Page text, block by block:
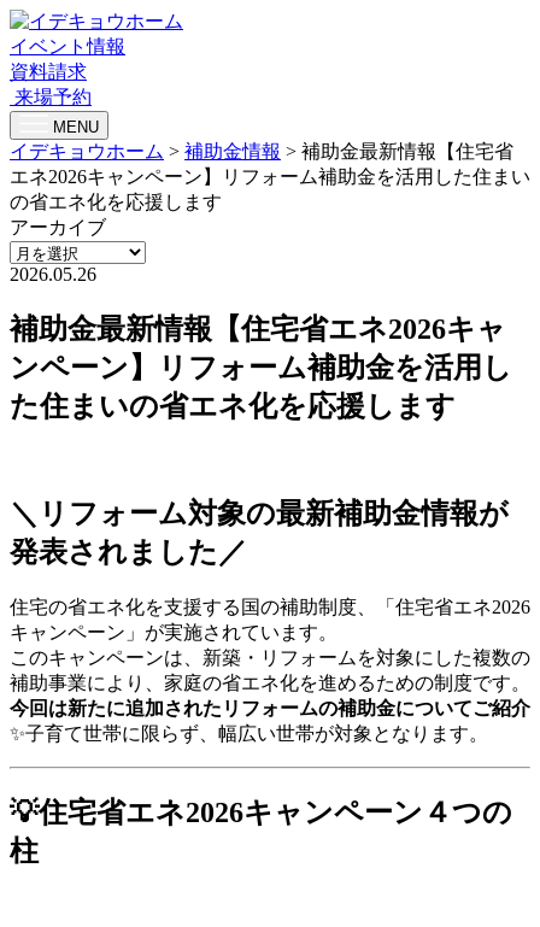
イベント情報
資料請求
来場予約
MENU
イデキョウホーム > 補助金情報 > 補助金最新情報【住宅省
エネ2026キャンペーン】リフォーム補助金を活用した住まい
の省エネ化を応援します
アーカイブ
2026.05.26
補助金最新情報【住宅省エネ2026キャ
ンペーン】リフォーム補助金を活用し
た住まいの省エネ化を応援します
＼リフォーム対象の最新補助金情報が
発表されました／
住宅の省エネ化を支援する国の補助制度、「住宅省エネ2026
キャンペーン」が実施されています。
このキャンペーンは、新築・リフォームを対象にした複数の
補助事業により、家庭の省エネ化を進めるための制度です。
今回は新たに追加されたリフォームの補助金についてご紹介
✨子育て世帯に限らず、幅広い世帯が対象となります。
💡住宅省エネ2026キャンペーン４つの
柱